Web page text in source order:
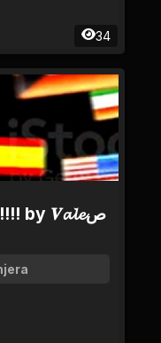
34
guys di tutto il mondo!!!! by 𝑽𝓪𝓵𝓮ص